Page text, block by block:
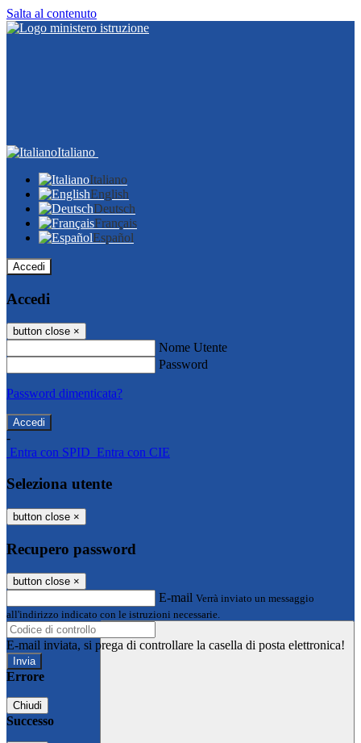
Salta al contenuto
Italiano
Italiano
English
Deutsch
Français
Español
Accedi
Accedi
button close ×
Nome Utente
Password
Password dimenticata?
-
Entra con SPID Entra con CIE
Seleziona utente
button close ×
Recupero password
button close ×
E-mail Verrà inviato un messaggio
all'indirizzo indicato con le istruzioni necessarie.
E-mail inviata, si prega di controllare la casella di posta elettronica!
Errore
Chiudi
Successo